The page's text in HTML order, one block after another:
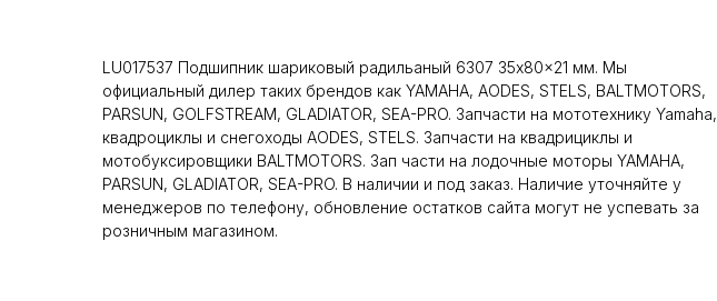
LU017537 Подшипник шариковый радильаный 6307 35x80x21 мм. Мы
официальный дилер таких брендов как YAMAHA, AODES, STELS, BALTMOTORS,
PARSUN, GOLFSTREAM, GLADIATOR, SEA-PRO. Запчасти на мототехнику Yamaha,
квадроциклы и снегоходы AODES, STELS. Запчасти на квадрициклы и
мотобуксировщики BALTMOTORS. Зап части на лодочные моторы YAMAHA,
PARSUN, GLADIATOR, SEA-PRO. В наличии и под заказ. Наличие уточняйте у
менеджеров по телефону, обновление остатков сайта могут не успевать за
розничным магазином.